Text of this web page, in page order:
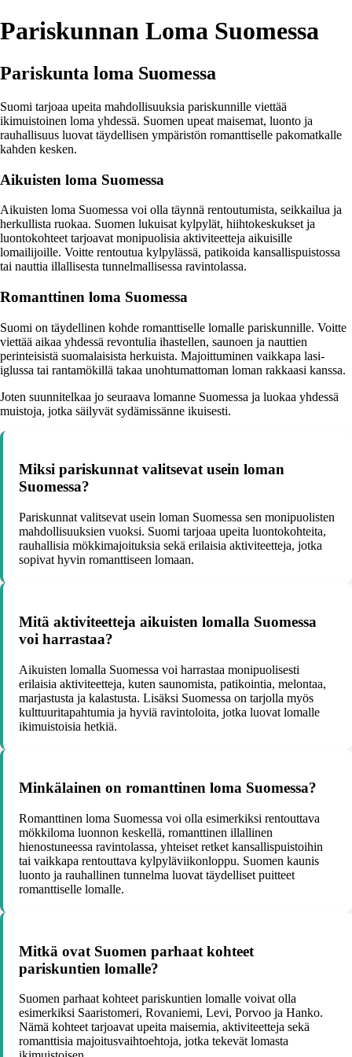
Pariskunnan Loma Suomessa
Pariskunta loma Suomessa
Suomi tarjoaa upeita mahdollisuuksia pariskunnille viettää
ikimuistoinen loma yhdessä. Suomen upeat maisemat, luonto ja
rauhallisuus luovat täydellisen ympäristön romanttiselle pakomatkalle
kahden kesken.
Aikuisten loma Suomessa
Aikuisten loma Suomessa voi olla täynnä rentoutumista, seikkailua ja
herkullista ruokaa. Suomen lukuisat kylpylät, hiihtokeskukset ja
luontokohteet tarjoavat monipuolisia aktiviteetteja aikuisille
lomailijoille. Voitte rentoutua kylpylässä, patikoida kansallispuistossa
tai nauttia illallisesta tunnelmallisessa ravintolassa.
Romanttinen loma Suomessa
Suomi on täydellinen kohde romanttiselle lomalle pariskunnille. Voitte
viettää aikaa yhdessä revontulia ihastellen, saunoen ja nauttien
perinteisistä suomalaisista herkuista. Majoittuminen vaikkapa lasi-
iglussa tai rantamökillä takaa unohtumattoman loman rakkaasi kanssa.
Joten suunnitelkaa jo seuraava lomanne Suomessa ja luokaa yhdessä
muistoja, jotka säilyvät sydämissänne ikuisesti.
Miksi pariskunnat valitsevat usein loman
Suomessa?
Pariskunnat valitsevat usein loman Suomessa sen monipuolisten
mahdollisuuksien vuoksi. Suomi tarjoaa upeita luontokohteita,
rauhallisia mökkimajoituksia sekä erilaisia aktiviteetteja, jotka
sopivat hyvin romanttiseen lomaan.
Mitä aktiviteetteja aikuisten lomalla Suomessa
voi harrastaa?
Aikuisten lomalla Suomessa voi harrastaa monipuolisesti
erilaisia aktiviteetteja, kuten saunomista, patikointia, melontaa,
marjastusta ja kalastusta. Lisäksi Suomessa on tarjolla myös
kulttuuritapahtumia ja hyviä ravintoloita, jotka luovat lomalle
ikimuistoisia hetkiä.
Minkälainen on romanttinen loma Suomessa?
Romanttinen loma Suomessa voi olla esimerkiksi rentouttava
mökkiloma luonnon keskellä, romanttinen illallinen
hienostuneessa ravintolassa, yhteiset retket kansallispuistoihin
tai vaikkapa rentouttava kylpyläviikonloppu. Suomen kaunis
luonto ja rauhallinen tunnelma luovat täydelliset puitteet
romanttiselle lomalle.
Mitkä ovat Suomen parhaat kohteet
pariskuntien lomalle?
Suomen parhaat kohteet pariskuntien lomalle voivat olla
esimerkiksi Saaristomeri, Rovaniemi, Levi, Porvoo ja Hanko.
Nämä kohteet tarjoavat upeita maisemia, aktiviteetteja sekä
romanttisia majoitusvaihtoehtoja, jotka tekevät lomasta